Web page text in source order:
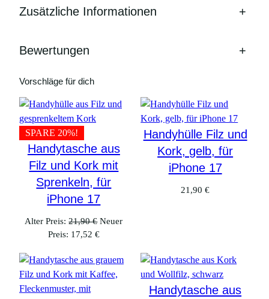
z
o
k
e
n
Zusätzliche Informationen +
Bewertungen +
Vorschläge für dich
SPARE 20%!
Handytasche aus
Filz und Kork mit
Sprenkeln, für
iPhone 17
Alter Preis: 21,90€ Ursprünglicher
Preis
21,90 €
Neuer
Preis: 17,52 €Aktueller
ist:
17,52 €.
Handyhülle Filz und
Kork, gelb, für
iPhone 17
21,90€
Handytasche aus